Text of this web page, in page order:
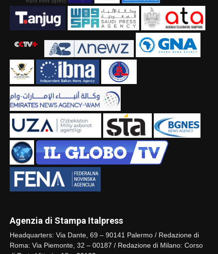
Agenzia di Stampa Italpress
Headquarters: Via Dante, 69 – 90141 Palermo / Redazione di
Roma: Via Piemonte, 32 – 00187 / Redazione di Milano: Corso